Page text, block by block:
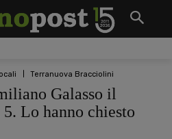
Terranuova Bracciolini
Galasso il
Lo hanno chiesto